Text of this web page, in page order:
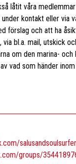
låtit våra
kontakt eller via
förslag och att ha
bl.a. mail, utskick
om den marina-
vad som händer
groups/